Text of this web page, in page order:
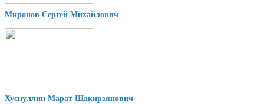
Миронов Сергей Михайлович
Хуснуллин Марат Шакирзянович